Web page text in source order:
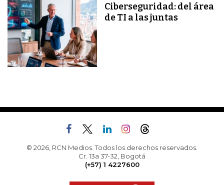
Ciberseguridad: del área
de TI a las juntas
© 2026, RCN Medios. Todos los derechos reservados.
Cr. 13a 37-32, Bogotá
(+57) 1 4227600